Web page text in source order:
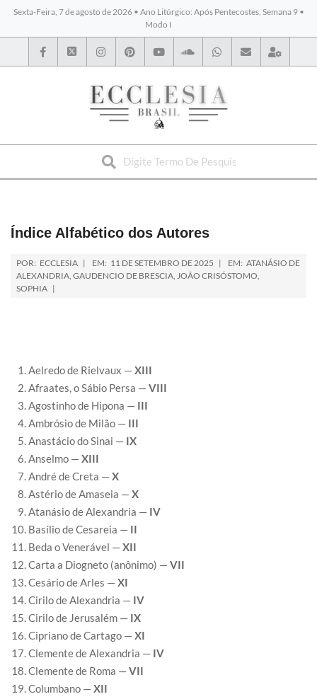
Sexta-Feira, 7 de agosto de 2026 • Ano Litúrgico: Após Pentecostes, Semana 9 •
Modo I
BYBLOS
Índice Alfabético dos Autores
POR: ECCLESIA EM: 11 DE SETEMBRO DE 2025 EM: ATANÁSIO DE
ALEXANDRIA, GAUDENCIO DE BRESCIA, JOÃO CRISÓSTOMO,
SOPHIA
Aelredo de Rielvaux — XIII
Afraates, o Sábio Persa — VIII
Agostinho de Hipona — III
Ambrósio de Milão — III
Anastácio do Sinai — IX
Anselmo — XIII
André de Creta — X
Astério de Amaseia — X
Atanásio de Alexandria — IV
Basílio de Cesareia — II
Beda o Venerável — XII
Carta a Diogneto (anônimo) — VII
Cesário de Arles — XI
Cirilo de Alexandria — IV
Cirilo de Jerusalém — IX
Cipriano de Cartago — XI
Clemente de Alexandria — IV
Clemente de Roma — VII
Columbano — XII